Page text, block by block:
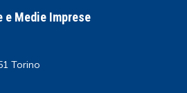
Medie Imprese
Torino